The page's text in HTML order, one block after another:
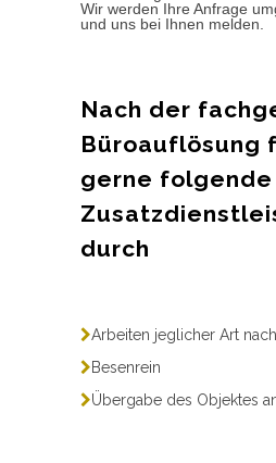
Wir werden Ihre Anfrage
und uns bei Ihnen melden.
Nach der
Büroauflösung
gerne folgende
durch
Arbeiten jeglicher Art
Besenrein
Übergabe des Objektes